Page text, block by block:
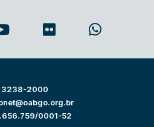
3238-2000
0001-52